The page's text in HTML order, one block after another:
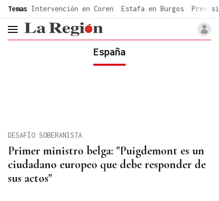
common.go-to-content
Temas Intervención en Coren Estafa en Burgos
header.menu.open
España
Primer ministro belga: "Puigdemont es un
ciudadano europeo que debe responder de
sus actos"
DESAFÍO SOBERANISTA